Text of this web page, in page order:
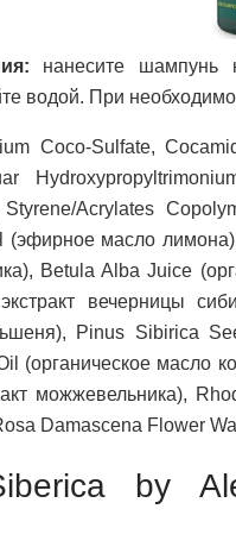
нанесите шампунь
водой. При
Coco-Sulfate,
Acrylates
масло
Betula Alba Juice
вечерницы
Pinus Sibirica
(органическое масло
можжевельника),
Damascena Flower
by